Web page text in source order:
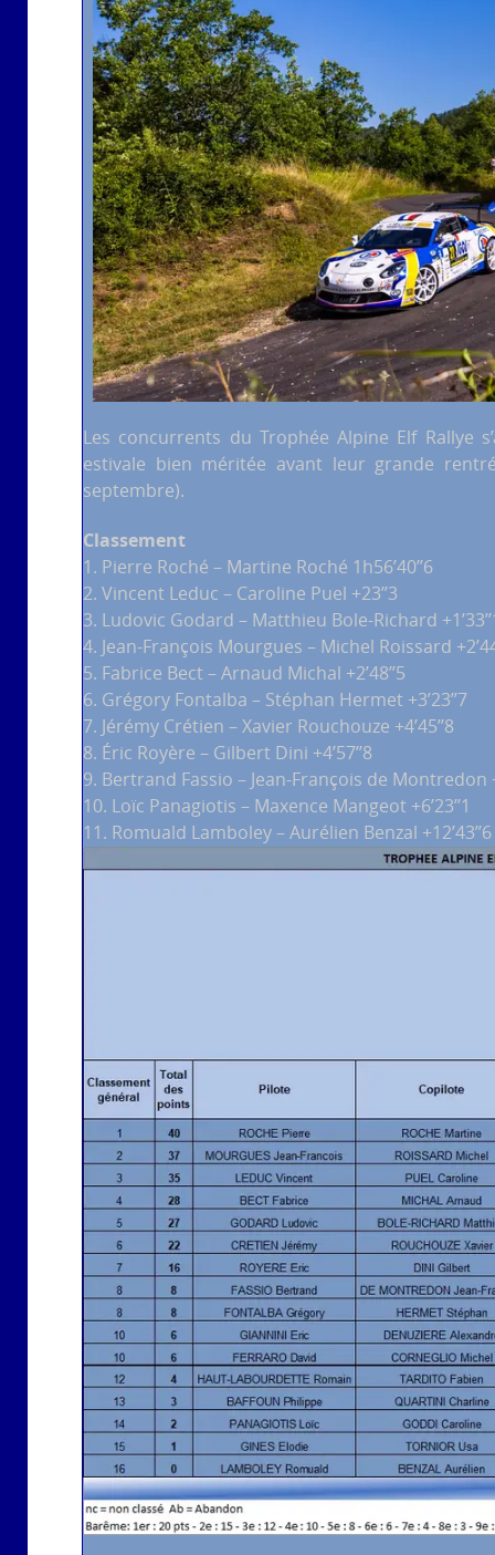
Les concurrents du Trophée Alpine Elf Rallye
estivale bien méritée avant leur grande
septembre).
Classement
1. Pierre Roché – Martine Roché 1h56’40’’6
2. Vincent Leduc – Caroline Puel +23’’3
3. Ludovic Godard – Matthieu Bole-Richard
4. Jean-François Mourgues – Michel Roissard
5. Fabrice Bect – Arnaud Michal +2’48’’5
6. Grégory Fontalba – Stéphan Hermet +3’23’’7
7. Jérémy Crétien – Xavier Rouchouze +4’45’’8
8. Éric Royère – Gilbert Dini +4’57’’8
9. Bertrand Fassio – Jean-François de Montredon
10. Loïc Panagiotis – Maxence Mangeot +6’23’’1
11. Romuald Lamboley – Aurélien Benzal +12’43’’6